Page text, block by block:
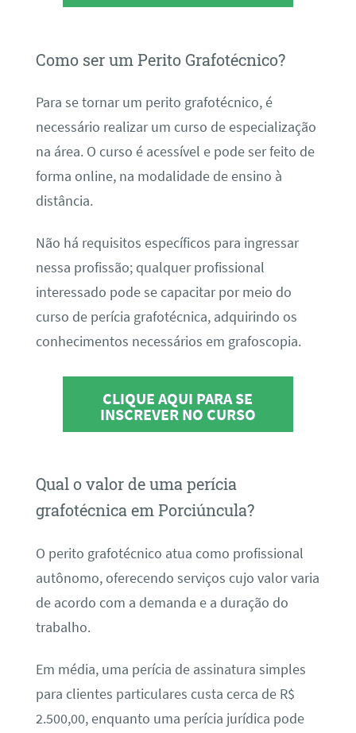
Como ser um Perito Grafotécnico?
Para se tornar um perito grafotécnico, é
necessário realizar um curso de especialização
na área. O curso é acessível e pode ser feito de
forma online, na modalidade de ensino à
distância.
Não há requisitos específicos para ingressar
nessa profissão; qualquer profissional
interessado pode se capacitar por meio do
curso de perícia grafotécnica, adquirindo os
conhecimentos necessários em grafoscopia.
CLIQUE AQUI PARA SE
INSCREVER NO CURSO
Qual o valor de uma perícia
grafotécnica em Porciúncula?
O perito grafotécnico atua como profissional
autônomo, oferecendo serviços cujo valor varia
de acordo com a demanda e a duração do
trabalho.
Em média, uma perícia de assinatura simples
para clientes particulares custa cerca de R$
2.500,00, enquanto uma perícia jurídica pode